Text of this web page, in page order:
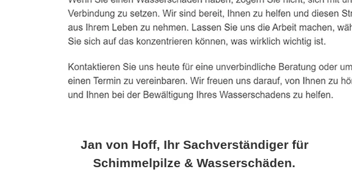
Jan von Hoff, Ihr Sachverständiger für
Schimmelpilze & Wasserschäden.